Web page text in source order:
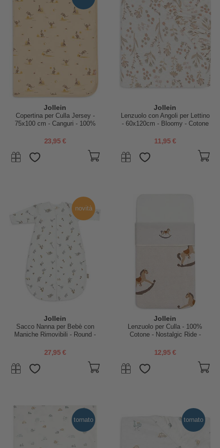
Jollein
Copertina per Culla Jersey -
75x100 cm - Canguri - 100%
23,95 €
Jollein
Lenzuolo con Angoli per Lettino
- 60x120cm - Bloomy - Cotone
11,95 €
novità
Jollein
Sacco Nanna per Bebè con
Maniche Rimovibili - Round -
27,95 €
Jollein
Lenzuolo per Culla - 100%
Cotone - Nostalgic Ride -
12,95 €
tornato tornato